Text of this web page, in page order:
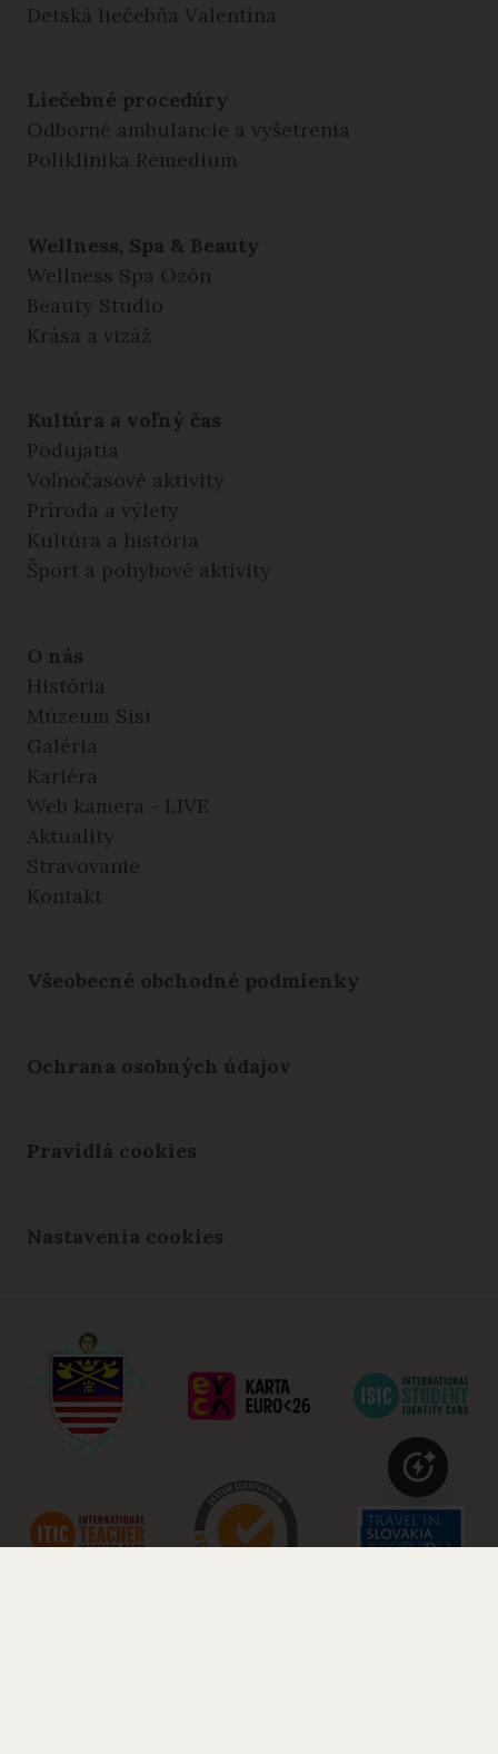
Detská liečebňa Valentína
Liečebné procedúry
Odborné ambulancie a vyšetrenia
Poliklinika Remedium
Wellness, Spa & Beauty
Wellness Spa Ozón
Beauty Studio
Krása a vizáž
Kultúra a voľný čas
Podujatia
Voľnočasové aktivity
Príroda a výlety
Kultúra a história
Šport a pohybové aktivity
O nás
História
Múzeum Sisi
Galéria
Kariéra
Web kamera - LIVE
Aktuality
Stravovanie
Kontakt
Všeobecné obchodné podmienky
Ochrana osobných údajov
Pravidlá cookies
Nastavenia cookies